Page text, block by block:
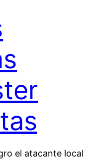
el atacante local